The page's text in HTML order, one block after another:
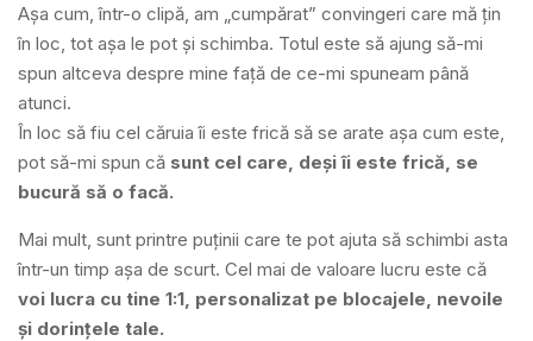
Așa cum, într-o clipă, am „cumpărat” convingeri care mă țin
în loc, tot așa le pot și schimba. Totul este să ajung să-mi
spun altceva despre mine față de ce-mi spuneam până
atunci.
În loc să fiu cel căruia îi este frică să se arate așa cum este,
pot să-mi spun că sunt cel care, deși îi este frică, se
bucură să o facă.
Mai mult, sunt printre puținii care te pot ajuta să schimbi asta
într-un timp așa de scurt. Cel mai de valoare lucru este că
voi lucra cu tine 1:1, personalizat pe blocajele, nevoile
și dorințele tale.